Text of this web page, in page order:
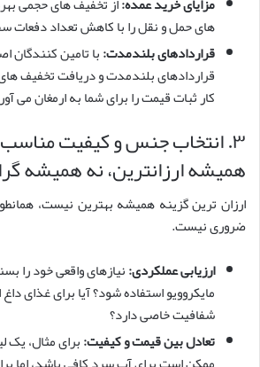
های حمل و نقل را با کاهش تعداد
قراردادهای بلندمدت:با تامین کنندگان
قراردادهای بلندمدت و دریافت تخفیف
کار ثبات قیمت را برای شما به ارمغان می
۳. انتخاب جنس و کیفیت مناسب
همیشه ارزانترین، نه همیشه
ارزان ترین گزینه همیشه بهترین نیست،
ضروری نیست.
ارزیابی عملکردی:نیازهای واقعی خود را
مایکروویو استفاده شود؟ آیا برای غذای
شفافیت خاصی دارد؟
تعادل بین قیمت و کیفیت:برای مثال، یک